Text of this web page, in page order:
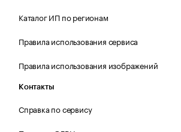
Каталог ИП по регионам
Правила использования сервиса
Правила использования изображений
Контакты
Справка по сервису